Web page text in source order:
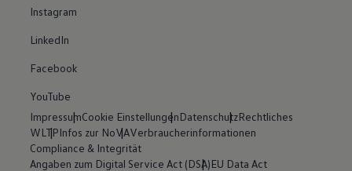
Instagram
LinkedIn
Facebook
YouTube
ImpressumCookie EinstellungenDatenschutzRechtliches
WLTPInfos zur NoVAVerbraucherinformationen
Compliance & Integrität
Angaben zum Digital Service Act (DSA)EU Data Act